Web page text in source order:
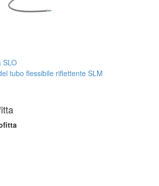
SLO
tubo flessibile riflettente SLM